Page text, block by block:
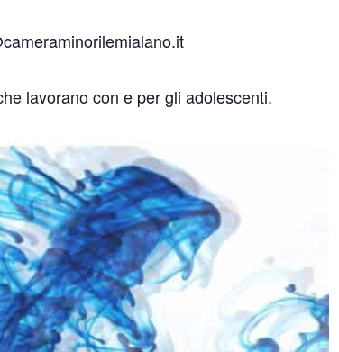
lavorano con e per gli adolescenti.